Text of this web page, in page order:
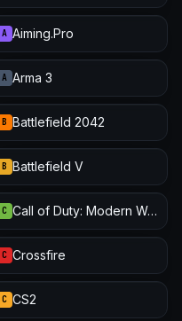
A Aiming.Pro
A Arma 3
B Battlefield 2042
B Battlefield V
C Call of Duty: Modern Warfare III
C Crossfire
C CS2